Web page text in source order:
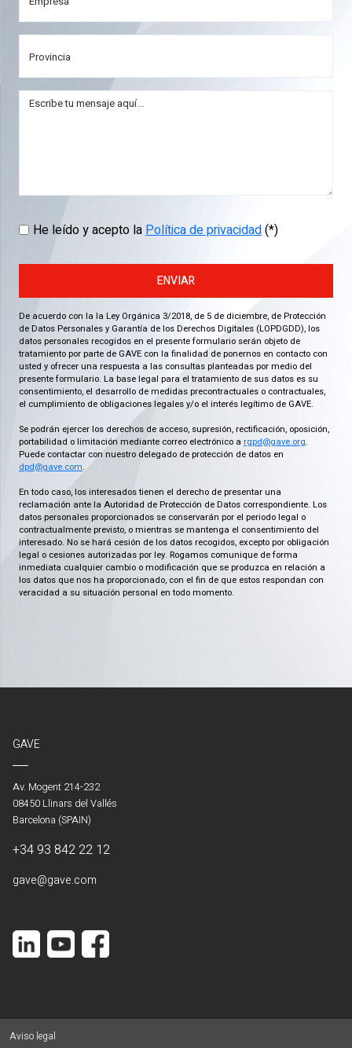
He leído y acepto laPolítica de privacidad(*)
ENVIAR
De acuerdo con la la Ley Orgánica 3/2018, de 5 de diciembre, de Protección
de Datos Personales y Garantía de los Derechos Digitales (LOPDGDD), los
datos personales recogidos en el presente formulario serán objeto de
tratamiento por parte de GAVE con la finalidad de ponernos en contacto con
usted y ofrecer una respuesta a las consultas planteadas por medio del
presente formulario. La base legal para el tratamiento de sus datos es su
consentimiento, el desarrollo de medidas precontractuales o contractuales,
el cumplimiento de obligaciones legales y/o el interés legítimo de GAVE.
Se podrán ejercer los derechos de acceso, supresión, rectificación, oposición,
portabilidad o limitación mediante correo electrónico a rgpd@gave.org.
Puede contactar con nuestro delegado de protección de datos en
dpd@gave.com.
En todo caso, los interesados tienen el derecho de presentar una
reclamación ante la Autoridad de Protección de Datos correspondiente. Los
datos personales proporcionados se conservarán por el periodo legal o
contractualmente previsto, o mientras se mantenga el consentimiento del
interesado. No se hará cesión de los datos recogidos, excepto por obligación
legal o cesiones autorizadas por ley. Rogamos comunique de forma
inmediata cualquier cambio o modificación que se produzca en relación a
los datos que nos ha proporcionado, con el fin de que estos respondan con
veracidad a su situación personal en todo momento.
GAVE
Av. Mogent 214-232
08450 Llinars del Vallés
Barcelona (SPAIN)
+34 93 842 22 12
gave@gave.com
Aviso legal